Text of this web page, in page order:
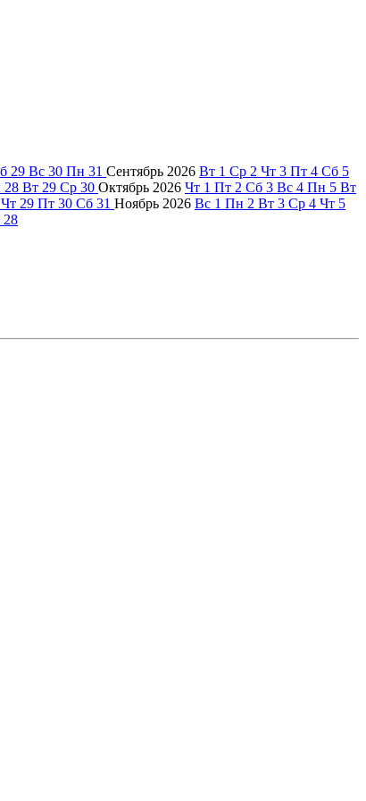
29 Вс 30 Пн 31 Сентябрь 2026 Вт 1 Ср 2 Чт 3 Пт 4 Сб 5
28 Вт 29 Ср 30 Октябрь 2026 Чт 1 Пт 2 Сб 3 Вс 4 Пн 5 Вт
Чт 29 Пт 30 Сб 31 Ноябрь 2026 Вс 1 Пн 2 Вт 3 Ср 4 Чт 5
28